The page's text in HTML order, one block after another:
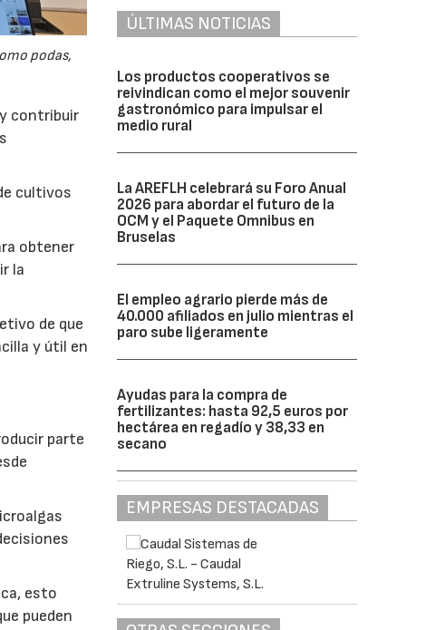
podas,
contribuir
cultivos
obtener
la
de que
y útil en
parte
esto
pueden
ÚLTIMAS NOTICIAS
Los productos cooperativos se
reivindican como el mejor souvenir
gastronómico para impulsar el
medio rural
La AREFLH celebrará su Foro Anual
2026 para abordar el futuro de la
OCM y el Paquete Omnibus en
Bruselas
El empleo agrario pierde más de
40.000 afiliados en julio mientras el
paro sube ligeramente
Ayudas para la compra de
fertilizantes: hasta 92,5 euros por
hectárea en regadío y 38,33 en
secano
EMPRESAS DESTACADAS